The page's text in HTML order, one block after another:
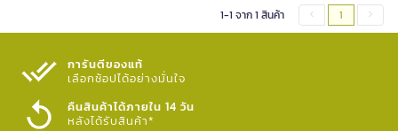
1-1 จาก 1 สินค้า 1
การันตีของแท้
เลือกช้อปได้อย่างมั่นใจ​
คืนสินค้าได้ภายใน 14 วัน
หลังได้รับสินค้า*